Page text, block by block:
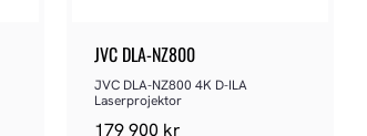
JVC DLA-NZ800
JVC DLA-NZ800 4K D-ILA
Laserprojektor
179 900 kr